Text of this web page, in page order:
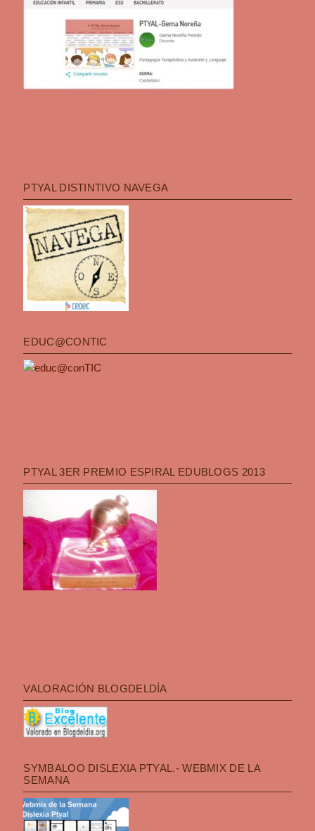
PTYAL DISTINTIVO NAVEGA
EDUC@CONTIC
PTYAL 3ER PREMIO ESPIRAL EDUBLOGS 2013
VALORACIÓN BLOGDELDÍA
SYMBALOO DISLEXIA PTYAL.- WEBMIX DE LA
SEMANA